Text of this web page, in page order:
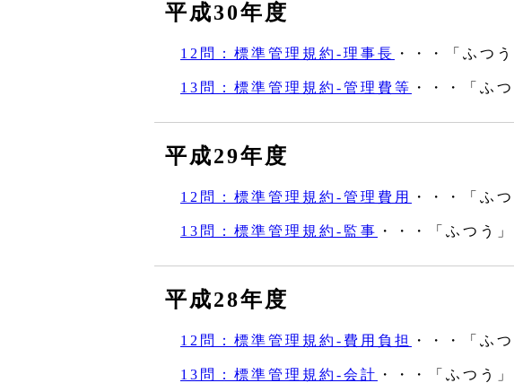
平成30年度
12問：標準管理規約‐理事長 ・・・「ふつう
13問：標準管理規約‐管理費等 ・・・「ふ
平成29年度
12問：標準管理規約‐管理費用 ・・・「ふ
13問：標準管理規約‐監事 ・・・「ふつう」
平成28年度
12問：標準管理規約‐費用負担 ・・・「ふ
13問：標準管理規約‐会計 ・・・「ふつう」